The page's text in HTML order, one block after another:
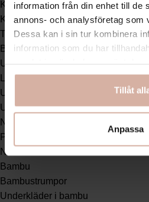
information från din enhet till de
annons- och analysföretag som
Dessa kan i sin tur kombinera
information som du har
Tillåt
Anpassa
Kläder
Klänningar
Toppar
Byxor
Underställ
Långkalsonger
Underställ set
Underställströjor
Nattkläder
Pyjamas
Nattlinnen
Bambu
Bambustrumpor
Underkläder i bambu